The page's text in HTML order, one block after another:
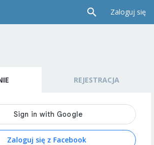
Zaloguj się
REJESTRACJA
Zaloguj się z Facebook